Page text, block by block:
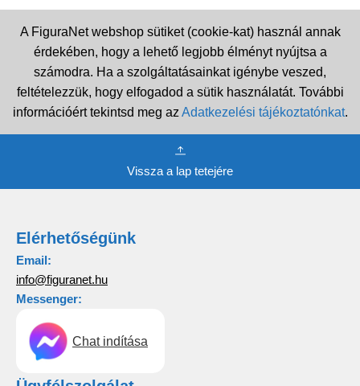
A FiguraNet webshop sütiket (cookie-kat) használ annak
érdekében, hogy a lehető legjobb élményt nyújtsa a
számodra. Ha a szolgáltatásainkat igénybe veszed,
feltételezzük, hogy elfogadod a sütik használatát. További
információért tekintsd meg az Adatkezelési tájékoztatónkat.
Vissza a lap tetejére
Elérhetőségünk
Email:
info@figuranet.hu
Messenger:
Chat indítása